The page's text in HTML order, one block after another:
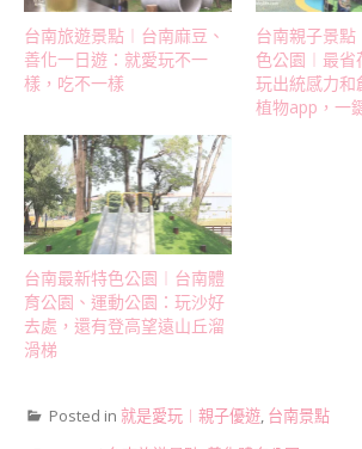
台南旅遊景點︱台南麻豆、
善化一日遊：就愛玩不一
樣，吃不一樣
台南親子景
色公園︱最省
玩出統感力和
植物app，一
台南最新特色公園︱台南體
育公園、運動公園：玩沙好
去處，還有登高望遠山丘溜
滑梯
Posted in 就是愛玩︱親子優遊, 台南景點